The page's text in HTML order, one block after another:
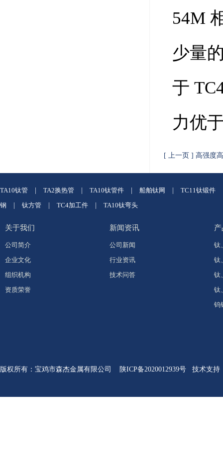
54M
少量
于
力优
[ 上一页 ] 高强度
TA10钛管 TA2换热管 TA10钛管件 船舶钛网 TC11钛锻件
钢
钛方管 TC4加工件 TA10钛弯头
关于我们
公司简介
企业文化
组织机构
资质荣誉
新闻资讯
公司新闻
行业资讯
技术问答
钛
钛
钛
钛
钨
版权所有 ： 宝鸡市森杰金属有限公司 陕ICP备2020012939号 技术支持